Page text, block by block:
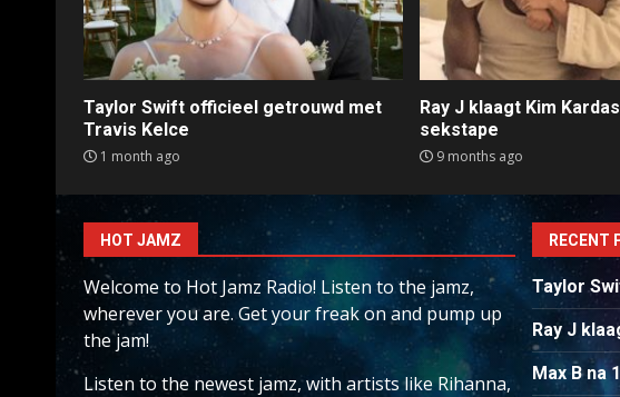
Taylor Swift officieel getrouwd met
Travis Kelce
1 month ago
Ray J klaagt Kim
sekstape
9 months ago
HOT JAMZ
Welcome to Hot Jamz Radio! Listen to the jamz,
wherever you are. Get your freak on and pump up
the jam!
Listen to the newest jamz, with artists like Rihanna,
RECENT
Taylor
Ray J
Max B na